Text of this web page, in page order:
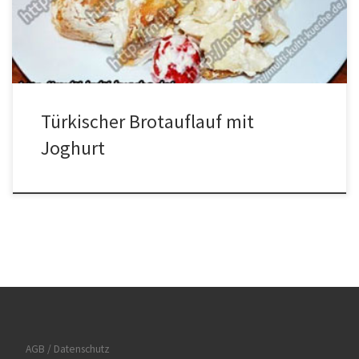
und Paprikapulver vermischen. Nun zu kleinen Frikadellen formen
und auf ein Teller legen. Öl […]
Türkischer Brotauflauf mit
Joghurt
AGB / Datenschutz